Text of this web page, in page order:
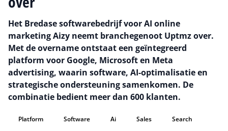
Het Bredase softwarebedrijf voor AI online
marketing Aizy neemt branchegenoot Uptmz over.
Met de overname ontstaat een geïntegreerd
platform voor Google, Microsoft en Meta
advertising, waarin software, AI-optimalisatie en
strategische ondersteuning samenkomen. De
combinatie bedient meer dan 600 klanten.
Platform Software Ai Sales Search